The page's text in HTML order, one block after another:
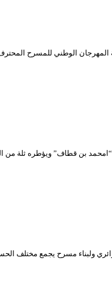
المهرجان الوطني للمسرح
بن قطاف” ويؤطره ثلة من
ولبناء مسرح يجمع مختلف